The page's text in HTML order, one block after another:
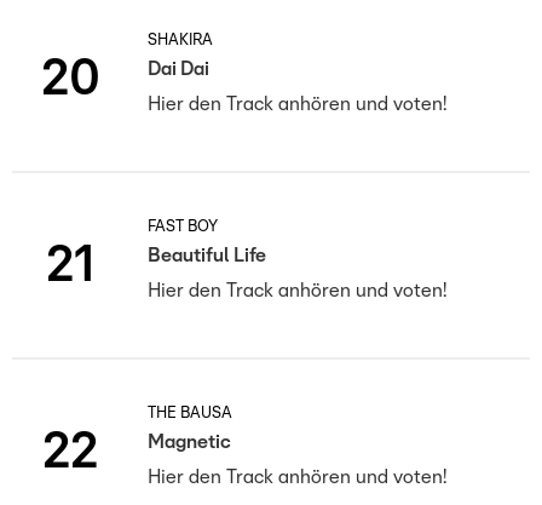
20
SHAKIRA
Dai Dai
Hier den Track anhören und voten!
21
FAST BOY
Beautiful Life
Hier den Track anhören und voten!
22
THE BAUSA
Magnetic
Hier den Track anhören und voten!